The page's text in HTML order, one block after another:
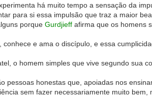
há muito tempo a sensação da
para si essa impulsão que traz a maior
porque Gurdjieff afirma que os homens
e ama o discípulo, e essa
o homem simples que vive segundo sua
pessoas honestas que, apoiadas nos
sem fazer necessariamente muito bem,